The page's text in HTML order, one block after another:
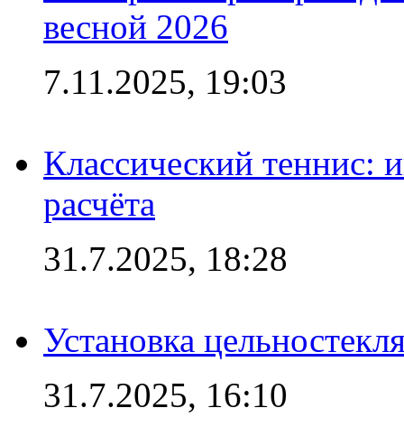
весной 2026
7.11.2025, 19:03
Классический теннис:
расчёта
31.7.2025, 18:28
Установка
31.7.2025, 16:10